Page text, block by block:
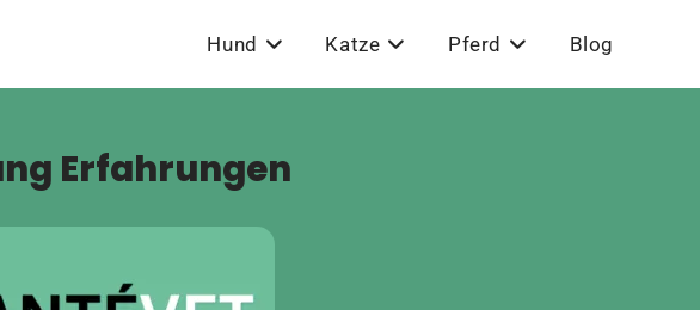
Hund Katze Pferd Blog
Erfahrungen